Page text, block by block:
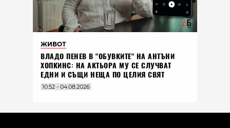
ЖИВОТ
ВЛАДO ПЕНЕВ В "ОБУВКИТЕ" НА АНТЪНИ
ХОПКИНС: НА АКТЬОРА МУ СЕ СЛУЧВАТ
ЕДНИ И СЪЩИ НЕЩА ПО ЦЕЛИЯ СВЯТ
10:52 - 04.08.2026